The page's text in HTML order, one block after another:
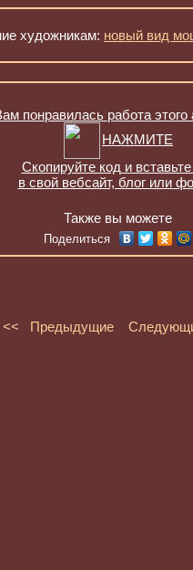
художникам: новый вид
понравилась работа этого
НАЖМИТЕ
Скопируйте код и вставьте
в свой вебсайт, блог или
Также вы можете
Поделиться
<< Предыдущие